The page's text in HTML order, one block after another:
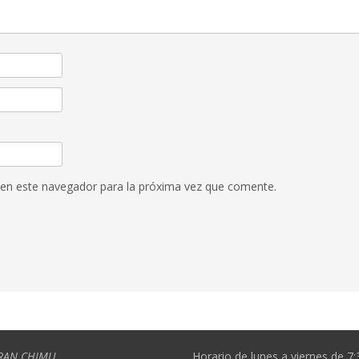
este navegador para la próxima vez que comente.